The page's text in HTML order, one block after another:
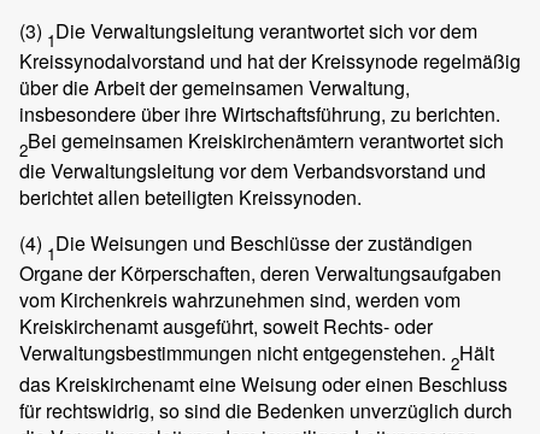
(3) 1Die Verwaltungsleitung verantwortet sich vor dem
Kreissynodalvorstand und hat der Kreissynode regelmäßig
über die Arbeit der gemeinsamen Verwaltung,
insbesondere über ihre Wirtschaftsführung, zu berichten.
2Bei gemeinsamen Kreiskirchenämtern verantwortet sich
die Verwaltungsleitung vor dem Verbandsvorstand und
berichtet allen beteiligten Kreissynoden.
(4) 1Die Weisungen und Beschlüsse der zuständigen
Organe der Körperschaften, deren Verwaltungsaufgaben
vom Kirchenkreis wahrzunehmen sind, werden vom
Kreiskirchenamt ausgeführt, soweit Rechts- oder
Verwaltungsbestimmungen nicht entgegenstehen. 2Hält
das Kreiskirchenamt eine Weisung oder einen Beschluss
für rechtswidrig, so sind die Bedenken unverzüglich durch